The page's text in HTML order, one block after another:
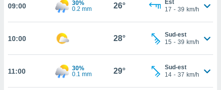
di
per
ACCETTA
CONTINUA
09:00
30%
0.2 mm
26°
Est
17 - 39 km/h
10:00 28°
Sud-est
15 - 39 km/h
11:00
30%
0.1 mm
29°
Sud-est
14 - 37 km/h